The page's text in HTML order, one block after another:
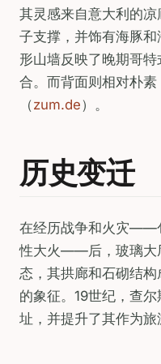
其灵感来自意大利的
子支撑，并饰有海豚
形山墙反映了晚期哥
合。而背面则相对朴
（zum.de）。
历史变迁
在经历战争和火灾——
性大火——后，玻璃大
态，其拱廊和石砌结
的象征。19世纪，查尔
址，并提升了其作为旅